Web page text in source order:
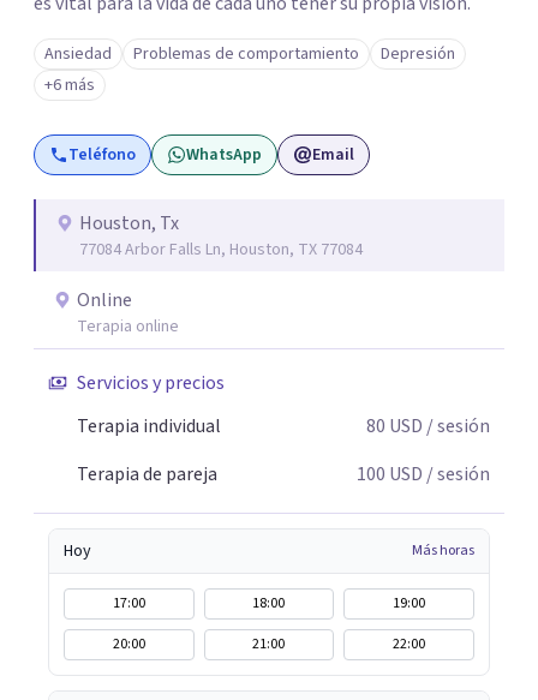
Ansiedad Problemas de comportamiento
Depresión
+6 más
Teléfono WhatsApp Email
Houston, Tx
77084 Arbor Falls Ln, Houston, TX 77084
Online
Terapia online
Servicios y precios
Terapia individual
80 USD / sesión
Terapia de pareja
100 USD / sesión
Hoy Más horas
17:00 18:00
19:00
20:00
21:00 22:00